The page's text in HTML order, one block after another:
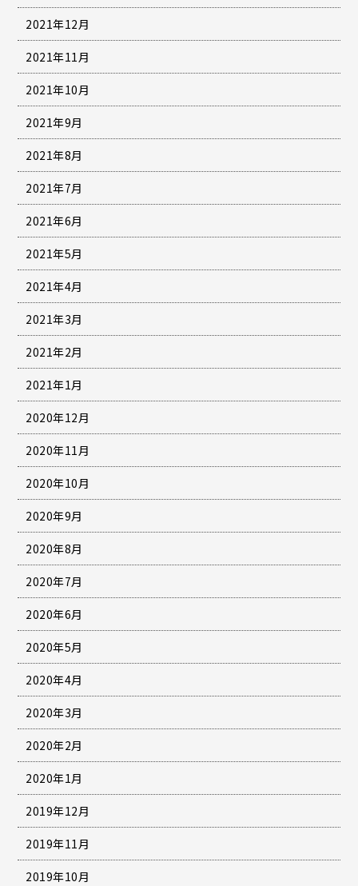
2021年12月
2021年11月
2021年10月
2021年9月
2021年8月
2021年7月
2021年6月
2021年5月
2021年4月
2021年3月
2021年2月
2021年1月
2020年12月
2020年11月
2020年10月
2020年9月
2020年8月
2020年7月
2020年6月
2020年5月
2020年4月
2020年3月
2020年2月
2020年1月
2019年12月
2019年11月
2019年10月